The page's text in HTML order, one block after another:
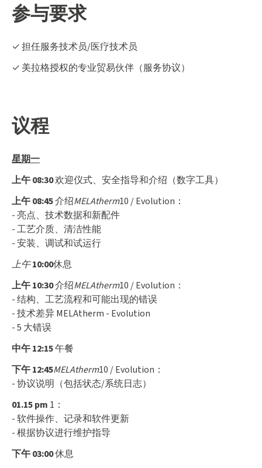
参与要求
✓ 担任服务技术员/医疗技术员
✓ 美拉格授权的专业贸易伙伴（服务协议）
议程
星期一
上午 08:30欢迎仪式、安全指导和介绍（数字工具）
上午 08:45介绍MELAtherm10 / Evolution：
- 亮点、技术数据和新配件
- 工艺介质、清洁性能
- 安装、调试和试运行
上午10:00休息
上午 10:30介绍MELAtherm10 / Evolution：
- 结构、工艺流程和可能出现的错误
- 技术差异 MELAtherm - Evolution
- 5 大错误
中午 12:15午餐
下午 12:45MELAtherm10 / Evolution：
- 协议说明（包括状态/系统日志）
01.15 pm 1：
- 软件操作、记录和软件更新
- 根据协议进行维护指导
下午 03:00休息